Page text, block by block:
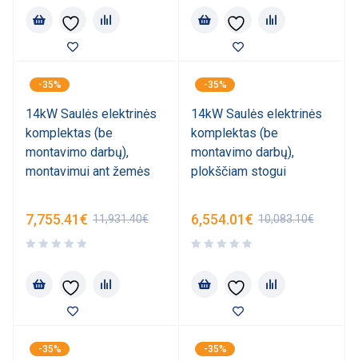
-35%
14kW Saulės elektrinės
komplektas (be
montavimo darbų),
montavimui ant žemės
11,931.40€
7,755.41€
-35%
14kW Saulės elektrinės
komplektas (be
montavimo darbų),
plokščiam stogui
10,083.10€
6,554.01€
-35% -35%